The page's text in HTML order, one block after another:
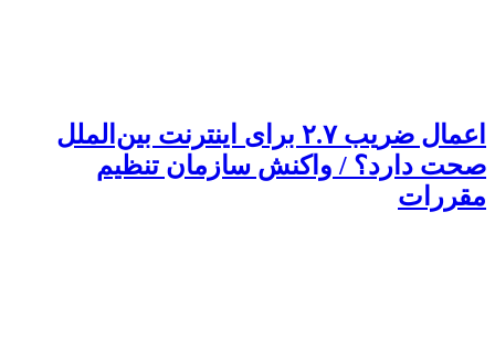
اعمال ضریب ۲.۷ برای اینترنت بین‌الملل
صحت دارد؟ / واکنش سازمان تنظیم
مقررات